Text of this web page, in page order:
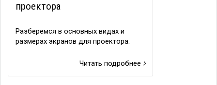
проектора
Разберемся в основных видах и
размерах экранов для проектора.
Читать подробнее